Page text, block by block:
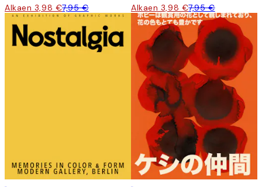
Alkaen 3,98 €7,95 € Alkaen 3,98 €7,95 €